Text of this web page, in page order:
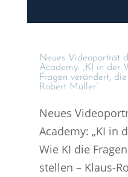
Neues Video­por­trät
Academy: „KI in der
Fragen verän­dert,
Robert Müller“
Neues
Academy: „KI in
Wie KI die
stellen – Klaus-